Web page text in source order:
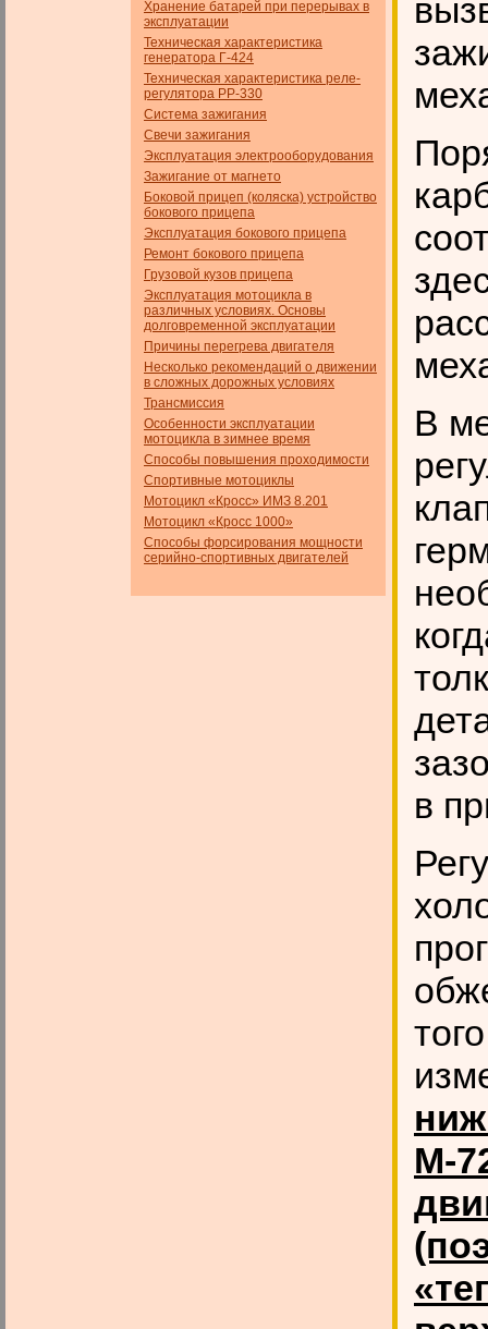
Хранение батарей при перерывах в
эксплуатации
Техническая характеристика
генератора Г-424
Техническая характеристика реле-
регулятора РР-330
Система зажигания
Свечи зажигания
Эксплуатация электрооборудования
Зажигание от магнето
Боковой прицеп (коляска) устройство
бокового прицепа
Эксплуатация бокового прицепа
Ремонт бокового прицепа
Грузовой кузов прицепа
Эксплуатация мотоцикла в
различных условиях. Основы
долговременной эксплуатации
Причины перегрева двигателя
Несколько рекомендаций о движении
в сложных дорожных условиях
Трансмиссия
Особенности эксплуатации
мотоцикла в зимнее время
Способы повышения проходимости
Спортивные мотоциклы
Мотоцикл «Кросс» ИМЗ 8.201
Мотоцикл «Кросс 1000»
Способы форсирования мощности
серийно-спортивных двигателей
В
в
М-